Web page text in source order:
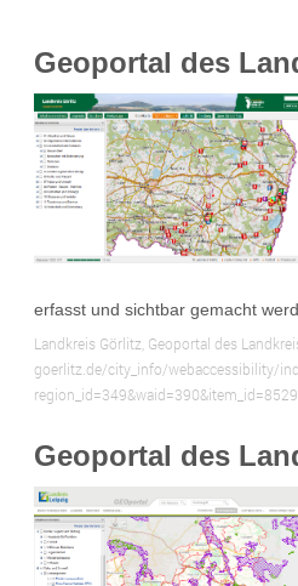
Geoportal des
erfasst und sichtbar gemacht
Landkreis Görlitz, Geoportal des
goerlitz.de/city_info/webaccessibility/
Geoportal des